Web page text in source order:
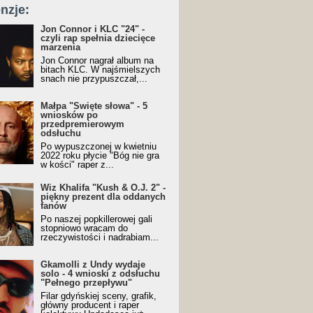
Jon Connor i KLC "24" -
czyli rap spełnia dziecięce
marzenia
Jon Connor nagrał album na
bitach KLC. W najśmielszych
snach nie przypuszczał,...
Małpa "Święte słowa" - 5
wniosków po
przedpremierowym
odsłuchu
Po wypuszczonej w kwietniu
2022 roku płycie "Bóg nie gra
w kości" raper z...
Wiz Khalifa "Kush & O.J. 2" -
piękny prezent dla oddanych
fanów
Po naszej popkillerowej gali
stopniowo wracam do
rzeczywistości i nadrabiam...
Gkamolli z Undy wydaje
solo - 4 wnioski z odsłuchu
"Pełnego przepływu"
Filar gdyńskiej sceny, grafik,
główny producent i raper